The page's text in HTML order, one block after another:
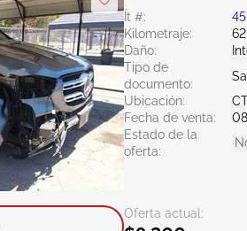
Ít #:
Kilometraje:
Daño:
Tipo de
documento:
Ubicación:
Fecha de venta:
Estado de la
oferta:
Oferta actual: